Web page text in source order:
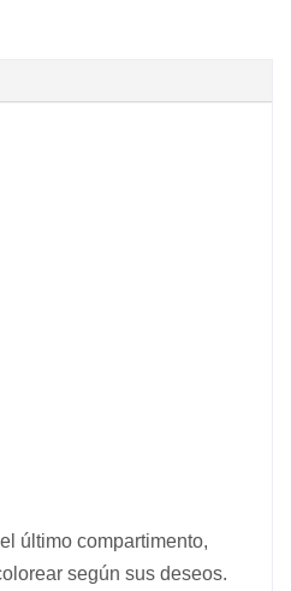
último compartimento,
según sus deseos.